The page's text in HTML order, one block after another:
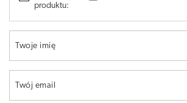
produktu:
Twoje imię
Twój email